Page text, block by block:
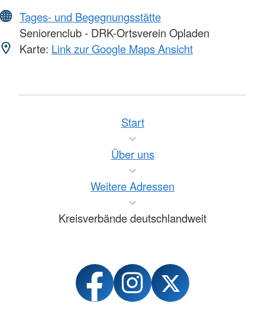
Tages- und Begegnungsstätte
Seniorenclub - DRK-Ortsverein Opladen
Karte: Link zur Google Maps Ansicht
Start
Über uns
Weitere Adressen
Kreisverbände deutschlandweit